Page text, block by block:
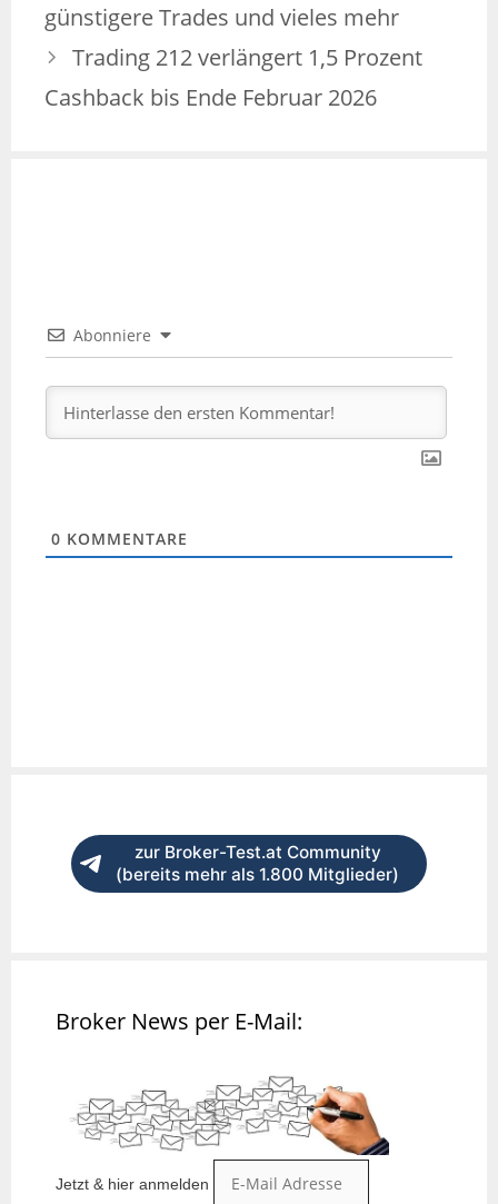
günstigere Trades und vieles mehr
Trading 212 verlängert 1,5 Prozent
Cashback bis Ende Februar 2026
Abonniere
0 KOMMENTARE
zur Broker-Test.at Community
(bereits mehr als 1.800 Mitglieder)
Broker News per E-Mail:
Jetzt & hier anmelden